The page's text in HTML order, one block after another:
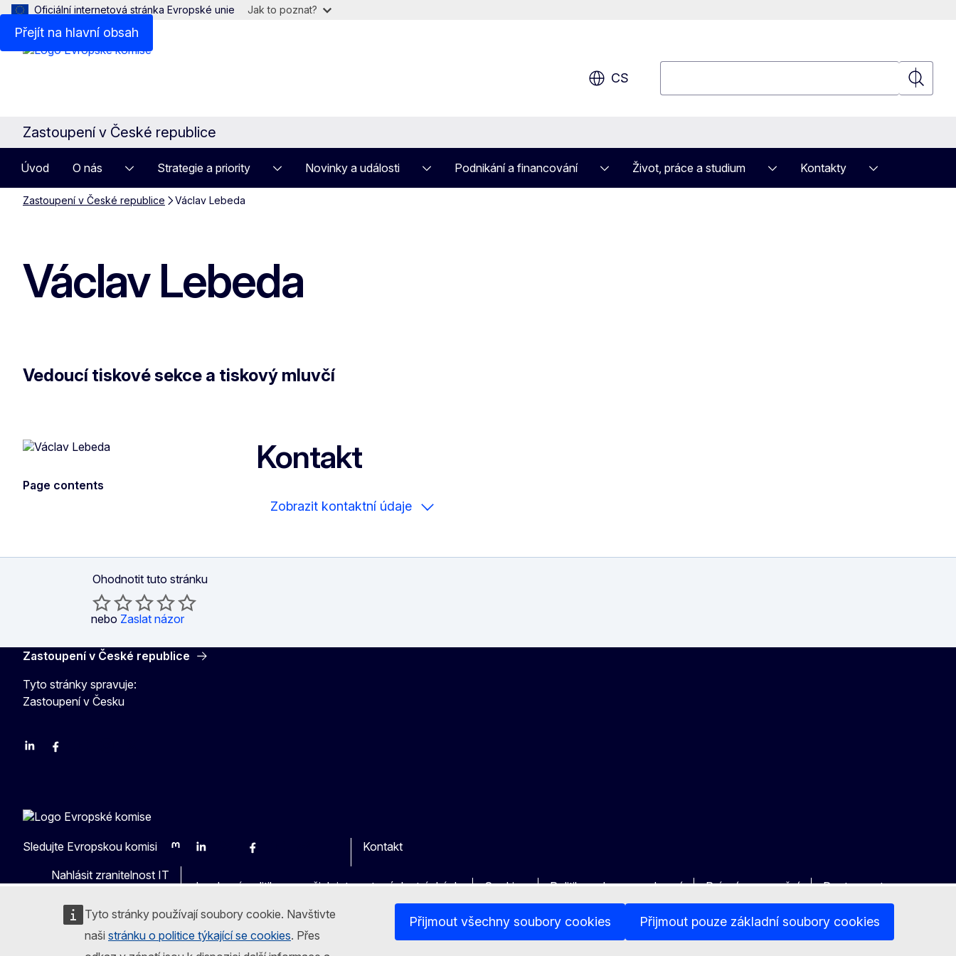
Přejít na hlavní obsah
Tyto stránky používají soubory cookie. Navštivte
naši stránku o politice týkající se cookies. Přes
Přijmout všechny soubory cookies Přijmout pouze základní soubory cookies
Oficiální internetová stránka Evropské unie Jak to poznat?
CS
Hledat
Zastoupení v České republice
Úvod O nás Strategie a priority Novinky a události Podnikání a financování Život, práce a studium Kontakty
Zastoupení v České republice Václav Lebeda
Václav Lebeda
Vedoucí tiskové sekce a tiskový mluvčí
Page contents
Kontakt
Zobrazit kontaktní údaje
Ohodnotit tuto stránku
nebo Zaslat názor
Zastoupení v České republice
Tyto stránky spravuje:
Zastoupení v Česku
LinkedinFacebook
Sledujte Evropskou komisi
MastodonLinkedInBlueskyFacebook
Kontakt
Nahlásit zranitelnost IT
Jazyková politika na našich internetových stránkách
Cookies Politika ochrany soukromí Právní upozornění Dostupnost